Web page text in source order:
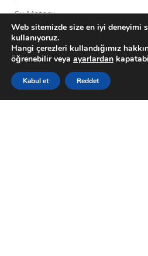
Su Motoru
Müşteri Paneli
Hesabım
Siparişler
Garanti Şartları
Web sitemizde size en iyi deneyimi
kullanıyoruz.
Hangi çerezleri kullandığımız
öğrenebilir veya ayarlardan
Kabul et Reddet
Filters Karşılaştırma Listesi